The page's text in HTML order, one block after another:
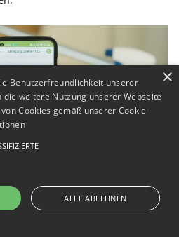
×
Benutzerfreundlichkeit unserer
weitere Nutzung unserer Webseite
Cookies gemäß unserer Cookie-
ALLE ABLEHNEN